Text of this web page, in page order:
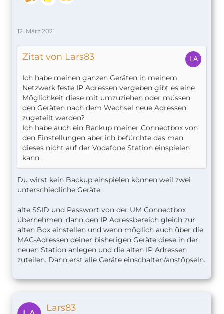
12. März 2021
Zitat von Lars83
Ich habe meinen ganzen Geräten in meinem
Netzwerk feste IP Adressen vergeben gibt es eine
Möglichkeit diese mit umzuziehen oder müssen
den Geräten nach dem Wechsel neue Adressen
zugeteilt werden?
Ich habe auch ein Backup meiner Connectbox von
den Einstellungen aber ich befürchte das man
dieses nicht auf der Vodafone Station einspielen
kann.
Du wirst kein Backup einspielen können weil zwei
unterschiedliche Geräte.
alte SSID und Passwort von der UM Connectbox
übernehmen, dann den IP Adressbereich gleich zur
alten Box einstellen und wenn möglich auch über die
MAC-Adressen deiner bisherigen Geräte diese in der
neuen Station anlegen und die alten IP Adressen
zuteilen. Dann erst alle Geräte einschalten/anstöpseln.
Lars83